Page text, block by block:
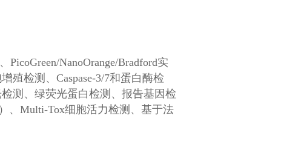
NanoOrange/Bradford实
殖检测、Caspase-3/7和蛋白酶检
测、绿荧光蛋白检测、报告基因检
、Multi-Tox细胞活力检测、基于法